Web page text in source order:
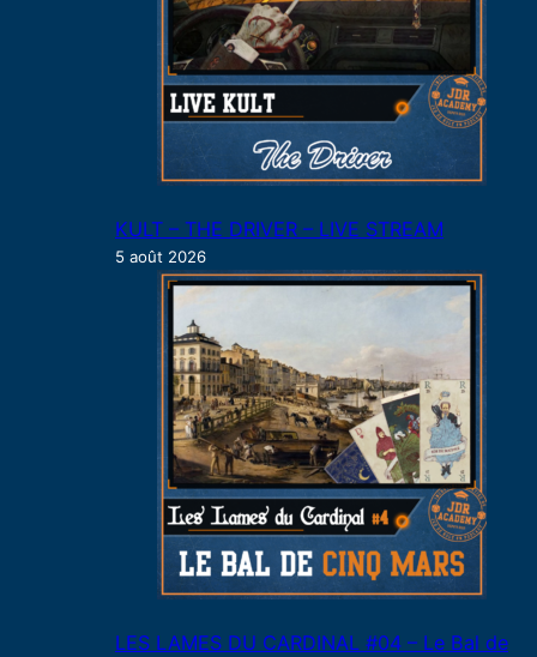
KULT – THE DRIVER – LIVE STREAM
5 août 2026
LES LAMES DU CARDINAL #04 – Le Bal de